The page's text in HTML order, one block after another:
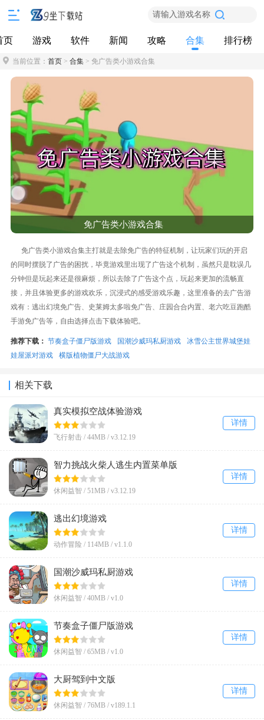
请输入游戏名称
页 游戏 软件 新闻 攻略 合集 排行榜
当前位置： 首页 > 合集 > 免广告类小游戏合集
免广告类小游戏合集
免广告类小游戏合集主打就是去除免广告的特征机制，让玩家们玩的开启
的同时摆脱了广告的困扰，毕竟游戏里出现了广告这个机制，虽然只是耽误几
分钟但是玩起来还是很麻烦，所以去除了广告这个点，玩起来更加的流畅直
接，并且体验更多的游戏欢乐，沉浸式的感受游戏乐趣，这里准备的去广告游
戏有：逃出幻境免广告、史莱姆太多啦免广告、庄园合合内置、老六吃豆跑酷
手游免广告等，自由选择点击下载体验吧。
推荐下载： 节奏盒子僵尸版游戏 国潮沙威玛私厨游戏
冰雪公主世界城堡娃
娃屋派对游戏
横版植物僵尸大战游戏
相关下载
真实模拟空战体验游戏
飞行射击 / 44MB / v3.12.19
详情
智力挑战火柴人逃生内置菜单版
休闲益智 / 51MB / v3.12.19
详情
逃出幻境游戏
动作冒险 / 114MB / v1.1.0
详情
国潮沙威玛私厨游戏
休闲益智 / 40MB / v1.0
详情
节奏盒子僵尸版游戏
休闲益智 / 65MB / v1.0
详情
大厨驾到中文版
休闲益智 / 76MB / v189.1.1
详情